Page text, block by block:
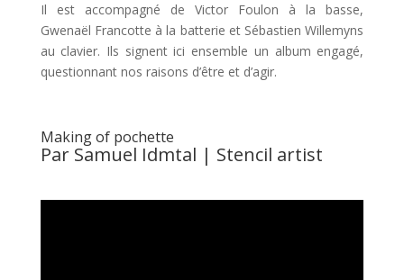
Il est accompagné de Victor Foulon à la basse,
Gwenaël Francotte à la batterie et Sébastien Willemyns
au clavier. Ils signent ici ensemble un album engagé,
questionnant nos raisons d’être et d’agir.
Making of pochette
Par Samuel Idmtal | Stencil artist